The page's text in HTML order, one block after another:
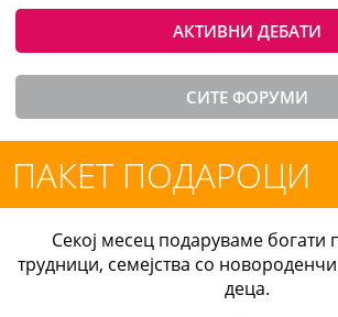
АКТИВНИ ДЕБАТИ
СИТЕ ФОРУМИ
ПАКЕТ ПОДАРОЦИ
Секој месец подаруваме богати
трудници, семејства со
деца.